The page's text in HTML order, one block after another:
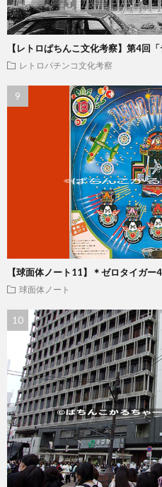
【レトロぱちんこ文化考察】第4回
レトロパチンコ文化考察
【球面体ノート11】＊ゼロタイガ
球面体ノート